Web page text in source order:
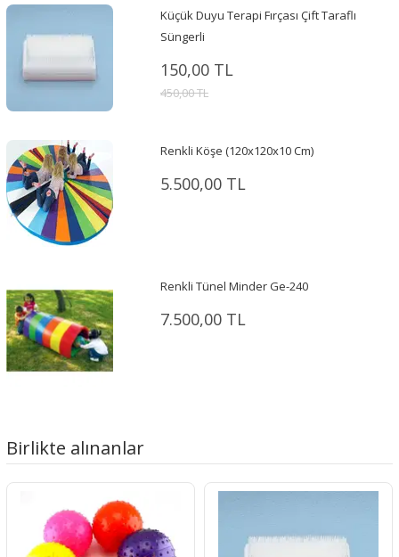
Küçük Duyu Terapi Fırçası Çift Taraflı
Süngerli
150,00 TL
450,00 TL
Renkli Köşe (120x120x10 Cm)
5.500,00 TL
Renkli Tünel Minder Ge-240
7.500,00 TL
Birlikte alınanlar